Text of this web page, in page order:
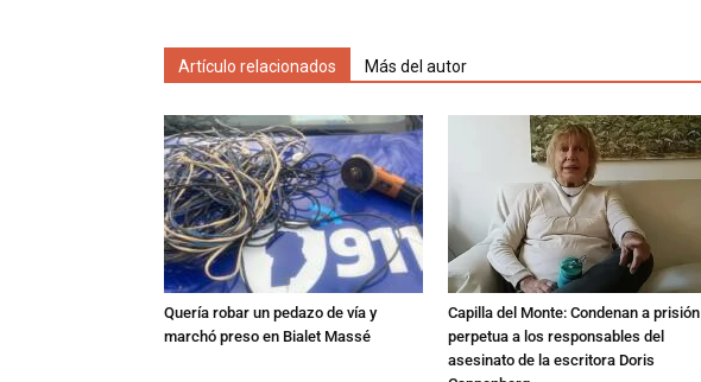
Artículo relacionados Más del autor
Quería robar un pedazo de vía y
marchó preso en Bialet Massé
Capilla del Monte: Condenan a prisión
perpetua a los responsables del
asesinato de la escritora Doris